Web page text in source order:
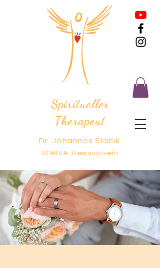
Dr. Johannes Slacik
Spiritueller
Therapeut
SOPHIA-Bewusstsein